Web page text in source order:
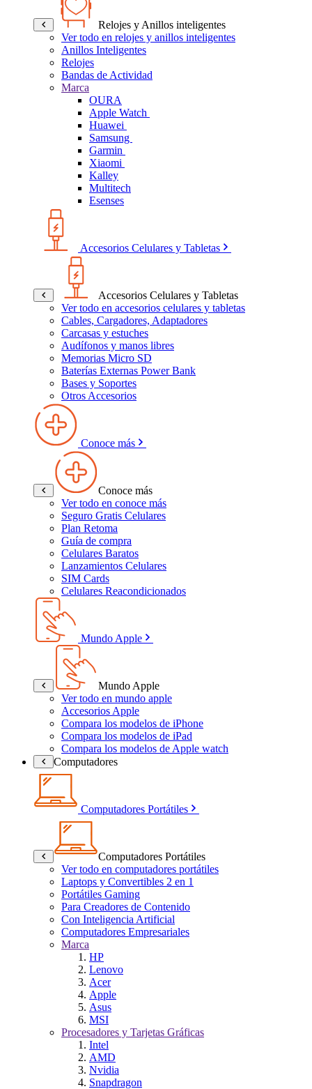
Relojes y Anillos inteligentes
Ver todo en relojes y anillos inteligentes
Anillos Inteligentes
Relojes
Bandas de Actividad
Marca
OURA
Apple Watch
Huawei
Samsung
Garmin
Xiaomi
Kalley
Multitech
Esenses
Accesorios Celulares y Tabletas
Accesorios Celulares y Tabletas
Ver todo en accesorios celulares y tabletas
Cables, Cargadores, Adaptadores
Carcasas y estuches
Audífonos y manos libres
Memorias Micro SD
Baterías Externas Power Bank
Bases y Soportes
Otros Accesorios
Conoce más
Conoce más
Ver todo en conoce más
Seguro Gratis Celulares
Plan Retoma
Guía de compra
Celulares Baratos
Lanzamientos Celulares
SIM Cards
Celulares Reacondicionados
Mundo Apple
Mundo Apple
Ver todo en mundo apple
Accesorios Apple
Compara los modelos de iPhone
Compara los modelos de iPad
Compara los modelos de Apple watch
Computadores
Computadores Portátiles
Computadores Portátiles
Ver todo en computadores portátiles
Laptops y Convertibles 2 en 1
Portátiles Gaming
Para Creadores de Contenido
Con Inteligencia Artificial
Computadores Empresariales
Marca
HP
Lenovo
Acer
Apple
Asus
MSI
Procesadores y Tarjetas Gráficas
Intel
AMD
Nvidia
Snapdragon